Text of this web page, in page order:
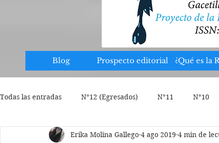
Blog Prospecto editorial ¿Qué es la
Todas las entradas N°12 (Egresados) N°11 N°10
Nº 2 Nº 1 Editorial Vida del
Erika Molina Gallego 4 ago 2019 4 min de